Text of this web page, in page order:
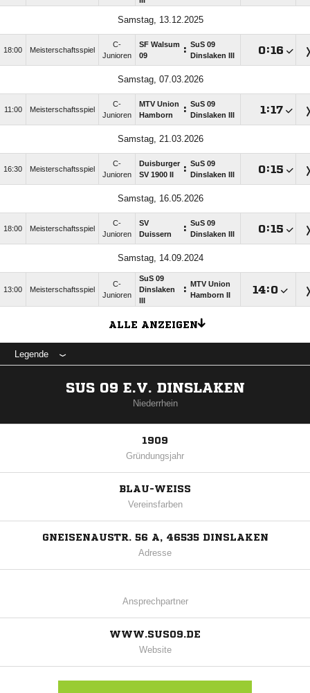
Samstag, 13.12.2025
18:00 Meisterschaftsspiel
C-
Junioren
SF Walsum
09
: SuS 09
Dinslaken III
:
Samstag, 07.03.2026
11:00 Meisterschaftsspiel
C-
Junioren
MTV Union
Hamborn
: SuS 09
Dinslaken III
:
Samstag, 21.03.2026
16:30 Meisterschaftsspiel
C-
Junioren
Duisburger
SV 1900 II
: SuS 09
Dinslaken III
:
Samstag, 16.05.2026
18:00 Meisterschaftsspiel
C-
Junioren
SV
Duissern
: SuS 09
Dinslaken III
:
Samstag, 14.09.2024
13:00 Meisterschaftsspiel
C-
Junioren
SuS 09
Dinslaken
:
MTV Union
Hamborn II
:
ALLE ANZEIGEN
Legende
SUS 09 E.V. DINSLAKEN
Niederrhein
1909
Gründungsjahr
BLAU-WEISS
Vereinsfarben
GNEISENAUSTR. 56 A, 46535 DINSLAKEN
Adresse
Ansprechpartner
WWW.SUS09.DE
Website